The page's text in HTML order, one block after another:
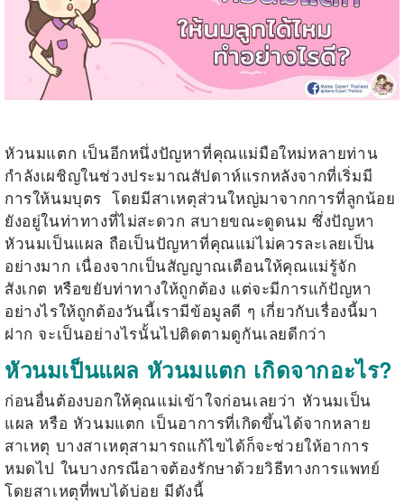
หัวนมแตก เป็นอีกหนึ่งปัญหาที่คุณแม่มือใหม่หลายท่าน
กำลังเผชิญในช่วงประมาณสัปดาห์แรกหลังจากที่เริ่มมี
การให้นมบุตร โดยมีสาเหตุส่วนใหญ่มาจากการที่ลูกน้อย
ยังอยู่ในท่าทางที่ไม่สะดวก สบายขณะดูดนม ซึ่งปัญหา
หัวนมเป็นแผล ถือเป็นปัญหาที่คุณแม่ไม่ควรละเลยเป็น
อย่างมาก เนื่องจากเป็นสัญญาณเตือนให้คุณแม่รู้จัก
สังเกต หรือขยับท่าทางให้ถูกต้อง แต่จะมีการแก้ปัญหา
อย่างไรให้ถูกต้องวันนี้เรามีข้อมูลดี ๆ เกี่ยวกับเรื่องนี้มา
ฝาก จะเป็นอย่างไรนั้นไปติดตามดูกันเลยดีกว่า
หัวนมเป็นแผล หัวนมแตก เกิดจากอะไร?
ก่อนอื่นต้องบอกให้คุณแม่เข้าใจก่อนเลยว่า หัวนมเป็น
แผล หรือ หัวนมแตก เป็นอาการที่เกิดขึ้นได้จากหลาย
สาเหตุ บางสาเหตุสามารถแก้ไขได้ก็จะช่วยให้อาการ
หมดไป ในบางกรณีอาจต้องรักษาด้วยวิธีทางการแพทย์
โดยสาเหตุที่พบได้บ่อย มีดังนี้